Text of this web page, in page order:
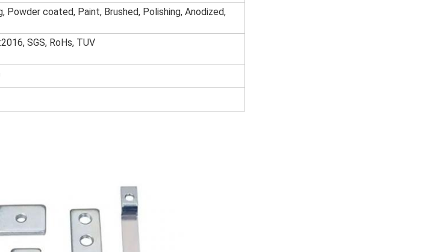
Powder coated, Paint, Brushed, Polishing, Anodized,
SGS, RoHs, TUV